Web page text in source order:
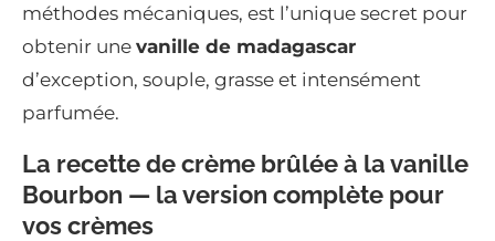
méthodes mécaniques, est l’unique secret pour
obtenir une vanille de madagascar
d’exception, souple, grasse et intensément
parfumée.
La recette de crème brûlée à la vanille
Bourbon — la version complète pour
vos crèmes